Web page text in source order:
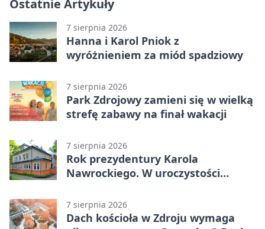
Ostatnie Artykuły
7 sierpnia 2026
Hanna i Karol Pniok z
wyróżnieniem za miód spadziowy
7 sierpnia 2026
Park Zdrojowy zamieni się w wielką
strefę zabawy na finał wakacji
7 sierpnia 2026
Rok prezydentury Karola
Nawrockiego. W uroczystości
7 sierpnia 2026
Dach kościoła w Zdroju wymaga